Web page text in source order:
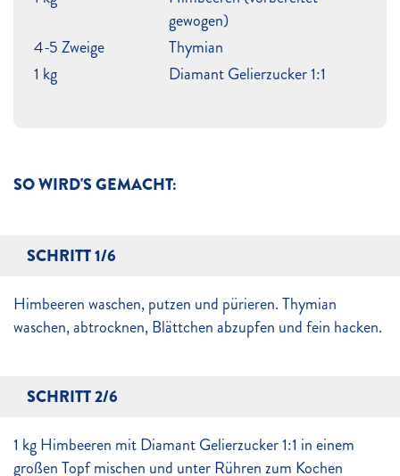
SO WIRD'S GEMACHT:
SCHRITT 1/6
Himbeeren waschen, putzen und pürieren. Thymian
waschen, abtrocknen, Blättchen abzupfen und fein hacken.
SCHRITT 2/6
1 kg Himbeeren mit Diamant Gelierzucker 1:1 in einem
großen Topf mischen und unter Rühren zum Kochen
gewogen)
4-5 Zweige
Thymian
1 kg
Diamant Gelierzucker 1:1